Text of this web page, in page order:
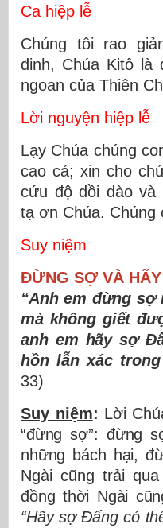
Ca hiệp lễ
Chúng tôi rao
đinh, Chúa Kitô là
ngoan của Thiên
Lời nguyện hiệp lễ
Lạy Chúa chúng
cao cả; xin cho
cứu độ dồi dào và
tạ ơn Chúa.
Suy niệm
ĐỪNG SỢ VÀ
“Anh em đừng
mà không giết
anh em hãy sợ
hồn lẫn xác
33)
Suy niệm: Lời
“đừng sợ”: đừng
những bách hại,
Ngài cũng trải
đồng thời Ngài
“Hãy sợ Đấng có